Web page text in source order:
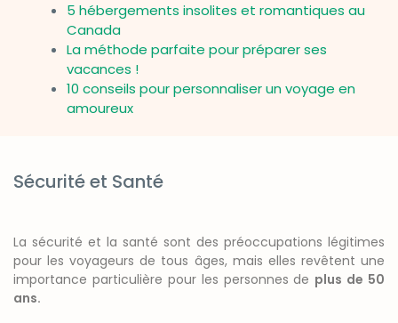
5 hébergements insolites et romantiques au
Canada
La méthode parfaite pour préparer ses
vacances !
10 conseils pour personnaliser un voyage en
amoureux
Sécurité et Santé
La sécurité et la santé sont des préoccupations légitimes
pour les voyageurs de tous âges, mais elles revêtent une
importance particulière pour les personnes de plus de 50
ans.